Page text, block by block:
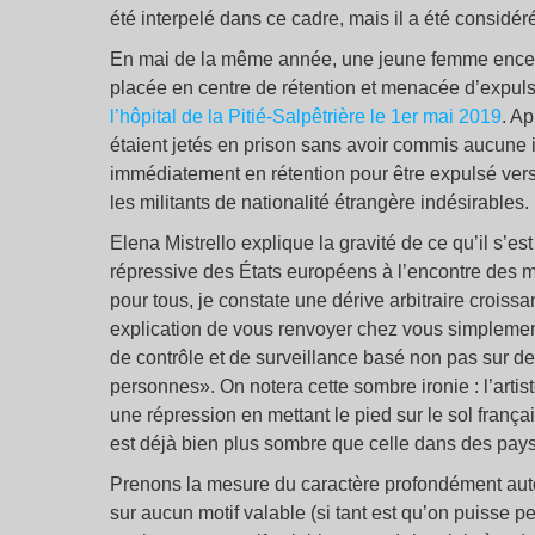
été interpelé dans ce cadre, mais il a été
En mai de la même année, une jeune femme
placée en centre de rétention et menacée
l’hôpital de la Pitié-Salpêtrière le 1er mai 2019.
étaient jetés en prison sans avoir commis aucune
immédiatement en rétention pour être expulsé
les militants de nationalité étrangère indésirables.
Elena Mistrello explique la gravité de ce qu’il
répressive des États européens à l’encontre des
pour tous, je constate une dérive arbitraire
explication de vous renvoyer chez vous
de contrôle et de surveillance basé non pas sur
personnes». On notera cette sombre ironie :
une répression en mettant le pied sur le sol
est déjà bien plus sombre que celle dans des
Prenons la mesure du caractère profondément
sur aucun motif valable (si tant est qu’on puisse